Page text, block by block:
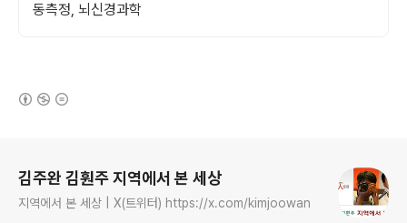
동측정, 뇌신경과학
김주완 김훤주 지역에서 본 세상
지역에서 본 세상 | X(트위터) https://x.com/kimjoowan